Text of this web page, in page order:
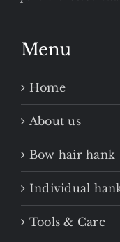
Menu
Home
About us
Bow hair hank
Individual
Tools & Care